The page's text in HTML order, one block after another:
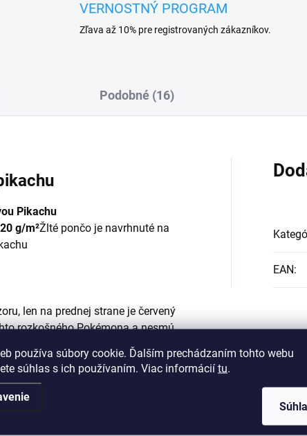
používa súbory cookie. Ďalším prechádzaním tohto webu
súhlas s ich používaním. Viac informácií tu.
VERNOSTNÝ PROGRAM
Zľava až 10% pre registrovaných zákazníkov.
Podobné (16)
Pikachu
g/m²Žlté pončo je navrhnuté na
len na prednej strane je červený
rozkošného Pokémona a nesmú
mať doma malého,
alebo osušku, keď máte po ruke
EAN: